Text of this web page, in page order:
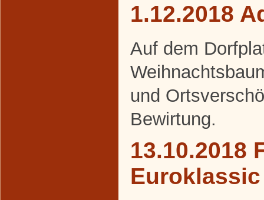
1.12.2018
Auf dem
und
Bewirtung.
13.10.2018
Euroklassic